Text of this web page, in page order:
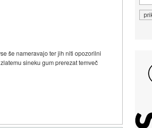
še nameravajo ter jih niti opozorilni
sineku gum prerezat temveč